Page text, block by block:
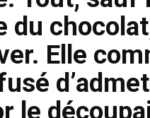
du
Elle
le